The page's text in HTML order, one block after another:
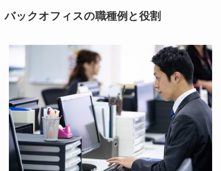
バックオフィスの職種例と役割